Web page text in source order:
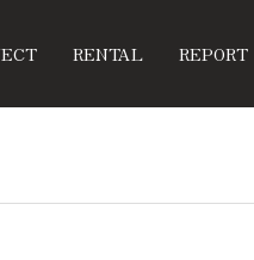
RENTAL REPORT